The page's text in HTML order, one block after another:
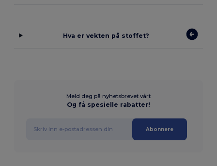
Hva er vekten på stoffet?
Meld deg på nyhetsbrevet vårt
Og få spesielle rabatter!
Abonnere